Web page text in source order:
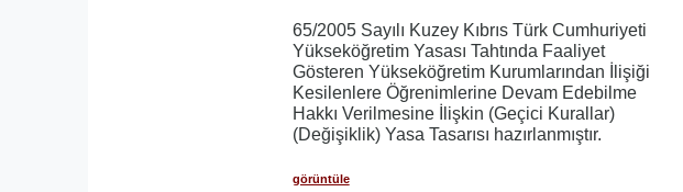
65/2005 Sayılı Kuzey Kıbrıs Türk Cumhuriyeti
Yükseköğretim Yasası Tahtında Faaliyet
Gösteren Yükseköğretim Kurumlarından İlişiği
Kesilenlere Öğrenimlerine Devam Edebilme
Hakkı Verilmesine İlişkin (Geçici Kurallar)
(Değişiklik) Yasa Tasarısı hazırlanmıştır.
görüntüle